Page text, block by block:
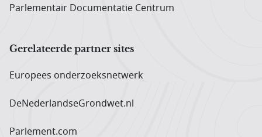
Parlementair Documentatie Centrum
Gerelateerde partner sites
Europees onderzoeks­netwerk
DeNederlandseGrondwet.nl
Parlement.com